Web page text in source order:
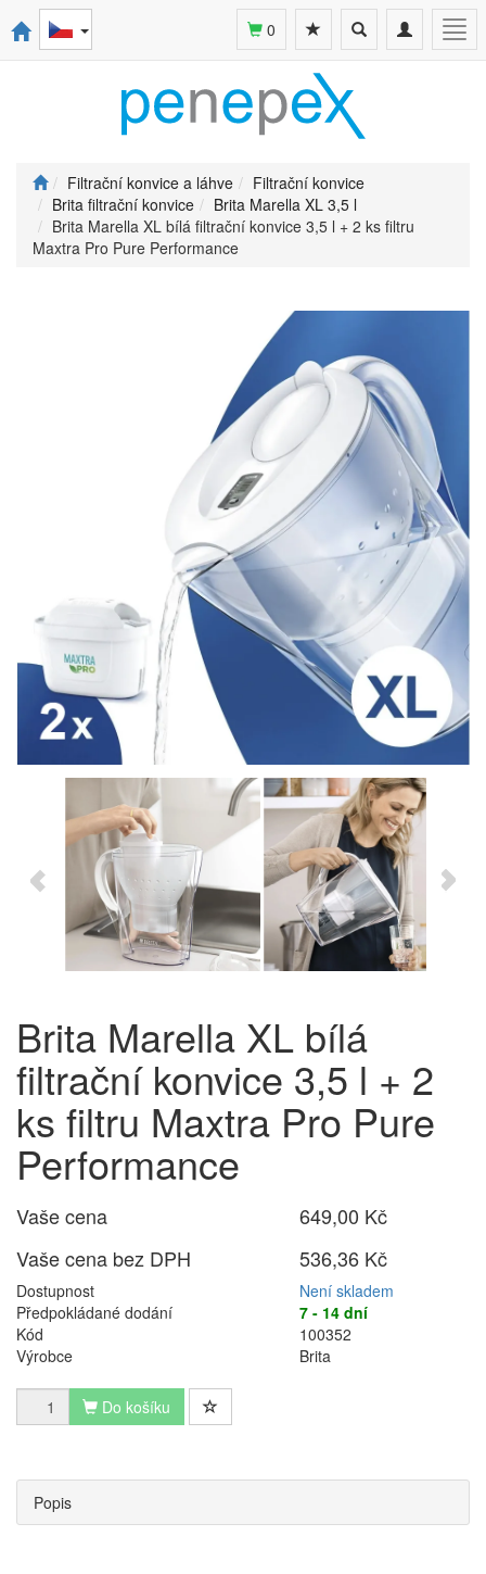
Toggle
navigation
Toggle
search
0
Filtrační konvice a láhve
Filtrační konvice
Brita filtrační konvice
Brita Marella XL 3,5 l
Brita Marella XL bílá filtrační konvice 3,5 l + 2 ks filtru
Maxtra Pro Pure Performance
Brita Marella XL bílá
filtrační konvice 3,5 l + 2
ks filtru Maxtra Pro Pure
Performance
Vaše cena
649,00 Kč
Vaše cena bez DPH
536,36 Kč
Dostupnost
Není skladem
Předpokládané dodání
7 - 14 dní
Kód
100352
Výrobce
Brita
Do košíku
Popis